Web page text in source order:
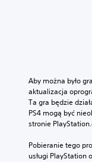
Aby można było
aktualizacja
Ta gra będzie
PS4 mogą być
stronie
Pobieranie tego
usługi PlayStation